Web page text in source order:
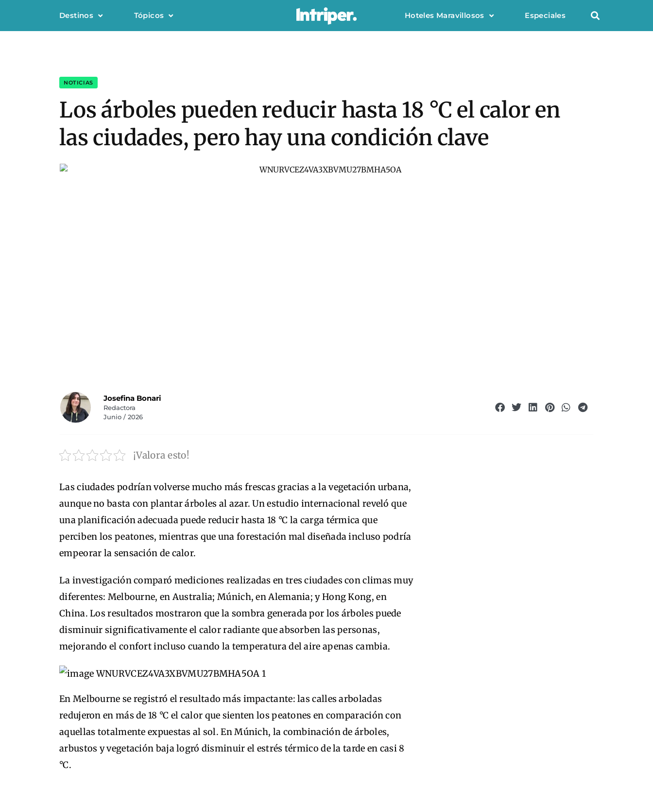
Destinos Tópicos Hoteles Maravillosos Especiales
NOTICIAS
Los árboles pueden reducir hasta 18 °C el calor en
las ciudades, pero hay una condición clave
Josefina Bonari
Redactora
Junio / 2026
¡Valora esto!
Las ciudades podrían volverse mucho más frescas gracias a la vegetación urbana,
aunque no basta con plantar árboles al azar. Un estudio internacional reveló que
una planificación adecuada puede reducir hasta 18 °C la carga térmica que
perciben los peatones, mientras que una forestación mal diseñada incluso podría
empeorar la sensación de calor.
La investigación comparó mediciones realizadas en tres ciudades con climas muy
diferentes: Melbourne, en Australia; Múnich, en Alemania; y Hong Kong, en
China. Los resultados mostraron que la sombra generada por los árboles puede
disminuir significativamente el calor radiante que absorben las personas,
mejorando el confort incluso cuando la temperatura del aire apenas cambia.
En Melbourne se registró el resultado más impactante: las calles arboladas
redujeron en más de 18 °C el calor que sienten los peatones en comparación con
aquellas totalmente expuestas al sol. En Múnich, la combinación de árboles,
arbustos y vegetación baja logró disminuir el estrés térmico de la tarde en casi 8
°C.